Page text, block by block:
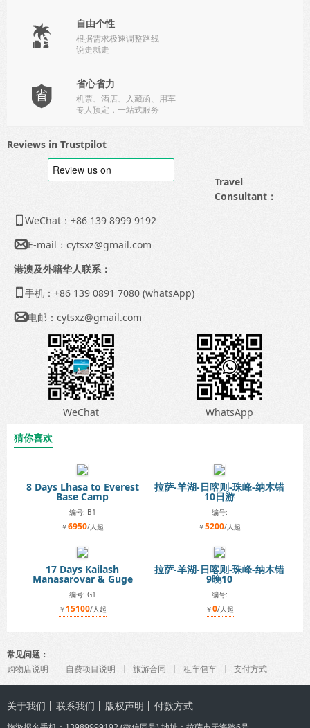
 自由个性
根据需求极速调整路线
说走就走
 省心省力
机票、酒店、入藏函、用车
专人预定，一站式服务
Reviews in Trustpilot
Travel
Consultant：
WeChat：+86 139 8999 9192
E-mail： cytsxz@gmail.com
港澳及外籍华人联系：
手机：+86 139 0891 7080 (whatsApp)
电邮： cytsxz@gmail.com
WeChat
WhatsApp
猜你喜欢
8 Days Lhasa to Everest
Base Camp
编号: B1
￥6950/人起
拉萨-羊湖-日喀则-珠峰-纳木错
10日游
编号:
￥5200/人起
17 Days Kailash
Manasarovar & Guge
编号: G1
￥15100/人起
拉萨-羊湖-日喀则-珠峰-纳木错
9晚10
编号:
￥0/人起
常见问题：
购物店说明
自费项目说明 旅游合同 租车包车 支付方式
关于我们 联系我们 版权声明 付款方式